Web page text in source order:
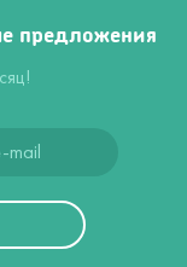
предложения